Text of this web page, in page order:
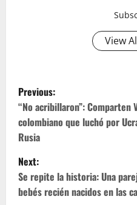
View
P
o
s
t
n
Previous:
“No acribillaron”: Comparten
colombiano que luchó por
Rusia
Next:
Se repite la historia: Una
bebés recién nacidos en las